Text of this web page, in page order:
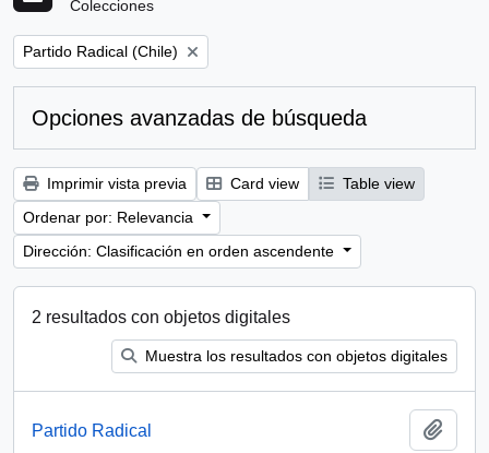
Colecciones
Remove filter:
Partido Radical (Chile)
Opciones avanzadas de búsqueda
Imprimir vista previa Card view
Table view
Ordenar por: Relevancia
Dirección: Clasificación en orden ascendente
2 resultados con objetos digitales
Muestra los resultados con objetos digitales
Partido Radical